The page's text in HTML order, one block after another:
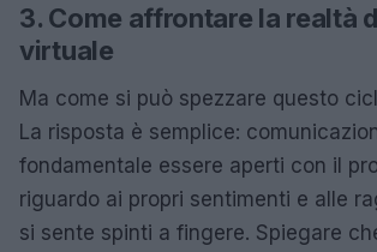
3. Come affrontare la realtà
virtuale
Ma come si può spezzare questo
La risposta è semplice:
fondamentale essere aperti con il
riguardo ai propri sentimenti e alle
si sente spinti a fingere. Spiegare